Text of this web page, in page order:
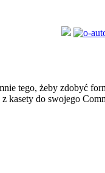
tego, żeby zdobyć
kasety do swojego